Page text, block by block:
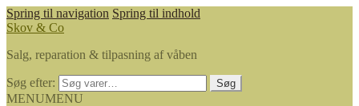
Spring til navigation Spring til indhold
Skov & Co
Salg, reparation & tilpasning af våben
Søg efter: Søg
MENUMENU